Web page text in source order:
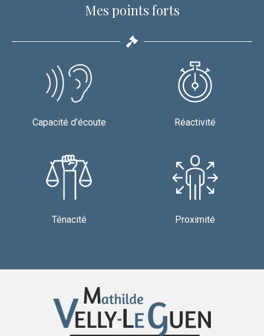
Mes points forts
Capacité d’écoute Réactivité
Ténacité Proximité